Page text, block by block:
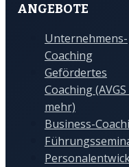
ANGEBOTE
Unternehmens-
Coaching
Gefördertes
Coaching (AVGS
mehr)
Business-